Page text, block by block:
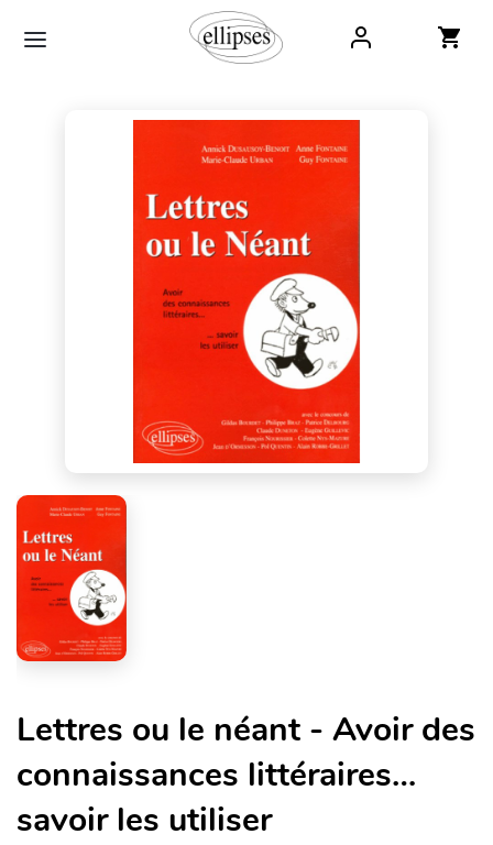
Lettres ou le néant - Avoir des
connaissances littéraires…
savoir les utiliser